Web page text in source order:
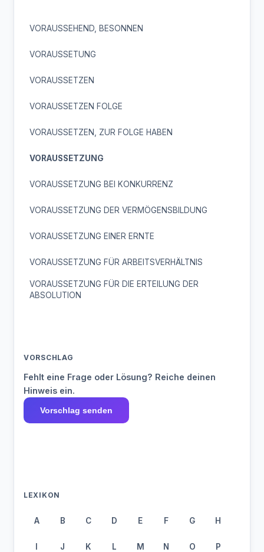
VORAUSSEHEND, BESONNEN
VORAUSSETUNG
VORAUSSETZEN
VORAUSSETZEN FOLGE
VORAUSSETZEN, ZUR FOLGE HABEN
VORAUSSETZUNG
VORAUSSETZUNG BEI KONKURRENZ
VORAUSSETZUNG DER VERMÖGENSBILDUNG
VORAUSSETZUNG EINER ERNTE
VORAUSSETZUNG FÜR ARBEITSVERHÄLTNIS
VORAUSSETZUNG FÜR DIE ERTEILUNG DER
ABSOLUTION
VORSCHLAG
Fehlt eine Frage oder Lösung? Reiche deinen
Hinweis ein.
Vorschlag senden
LEXIKON
A B C D E F G H
I J K L M N O P